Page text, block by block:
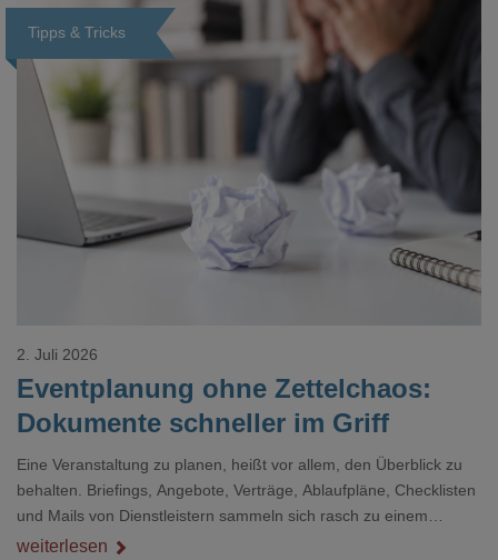
Tipps & Tricks
Loading...
Eventplanung ohne Zettelchaos:
Dokumente schneller im Griff
2. Juli 2026
Eine Veranstaltung zu planen, heißt vor allem, den Überblick zu
behalten. Briefings, Angebote, Verträge, Ablaufpläne, Checklisten
und Mails von Dienstleistern sammeln sich rasch zu einem
unübersichtlichen Stapel. Wer schon einmal kurz vor einem Event
weiterlesen